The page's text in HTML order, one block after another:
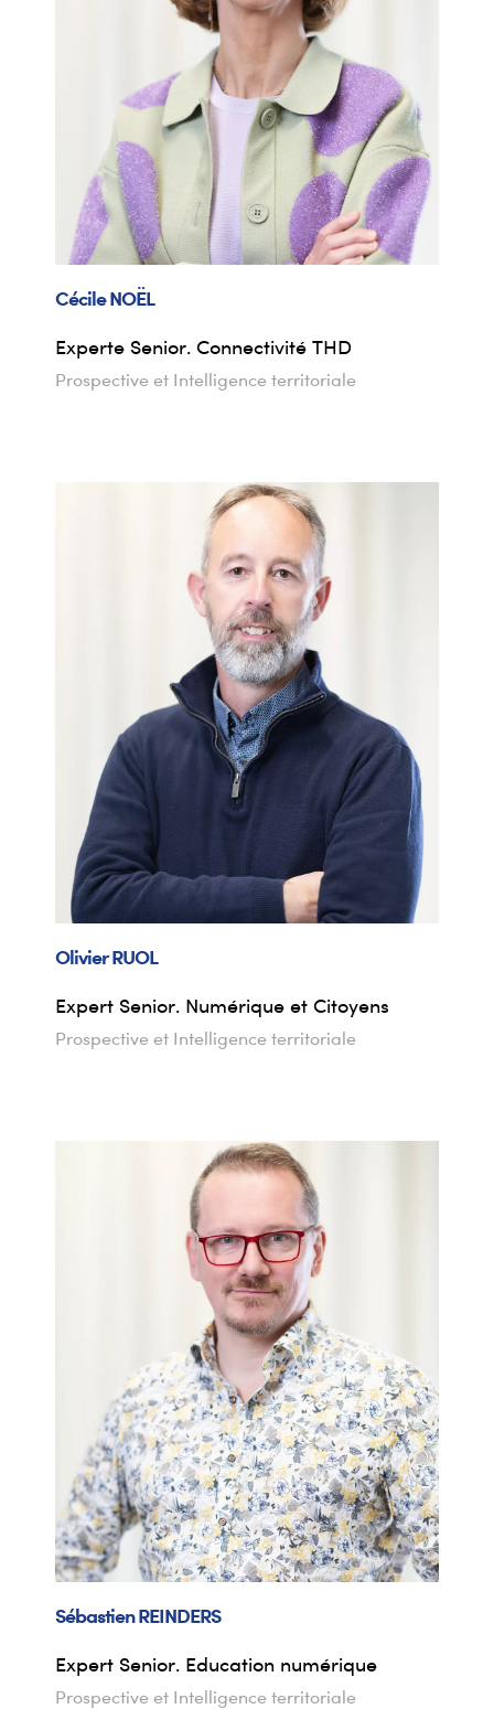
CécileNOËL
Experte Senior. Connectivité THD
Prospective et Intelligence territoriale
OlivierRUOL
Expert Senior. Numérique et Citoyens
Prospective et Intelligence territoriale
SébastienREINDERS
Expert Senior. Education numérique
Prospective et Intelligence territoriale